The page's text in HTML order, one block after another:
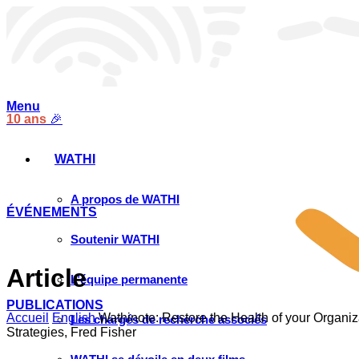
10 ans 🎉
ÉVÉNEMENTS
PUBLICATIONS
Menu
WATHI
A propos de WATHI
Soutenir WATHI
L’équipe permanente
Les chargés de recherche associés
Article
Accueil English Wathinote: Restore the Health of your
Strategies, Fred Fisher